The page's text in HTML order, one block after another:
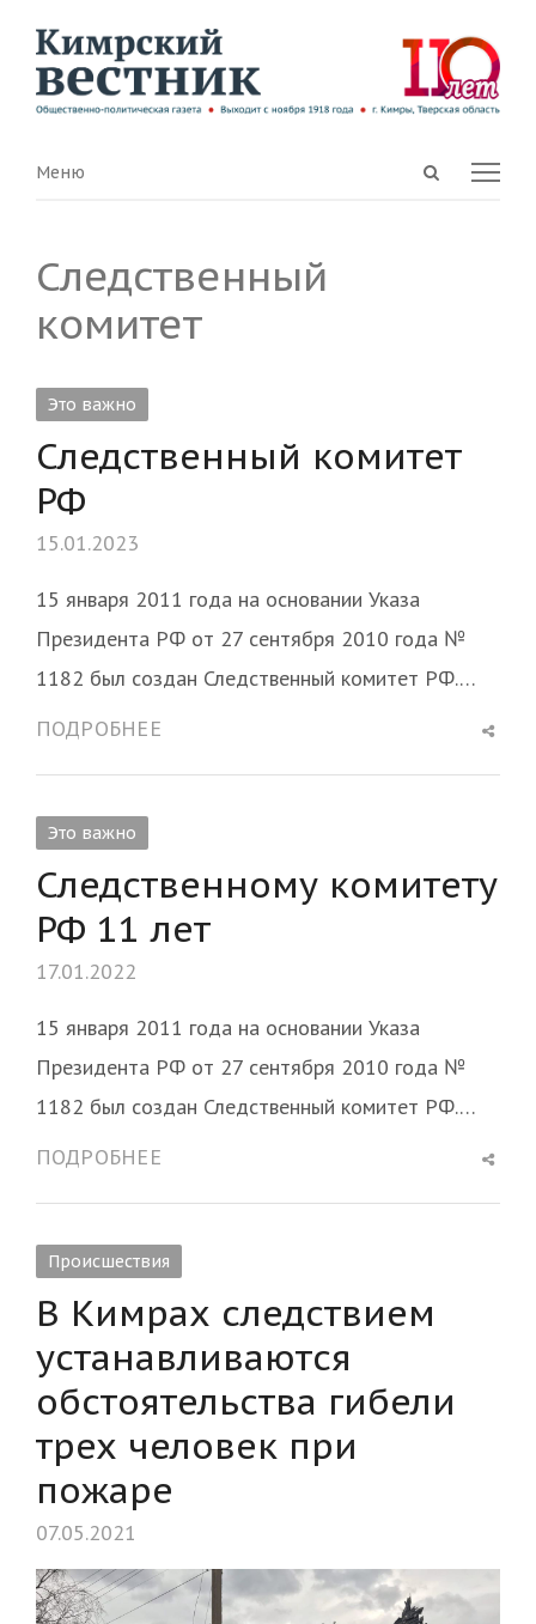
Open
Menu
Меню
Следственный
комитет
Это важно
Следственный комитет
РФ
15.01.2023
15 января 2011 года на основании Указа
Президента РФ от 27 сентября 2010 года №
1182 был создан Следственный комитет РФ.…
ПОДРОБНЕЕ
post
Это важно
Следственному комитету
РФ 11 лет
17.01.2022
15 января 2011 года на основании Указа
Президента РФ от 27 сентября 2010 года №
1182 был создан Следственный комитет РФ.…
ПОДРОБНЕЕ
post
Происшествия
В Кимрах следствием
устанавливаются
обстоятельства гибели
трех человек при
пожаре
07.05.2021